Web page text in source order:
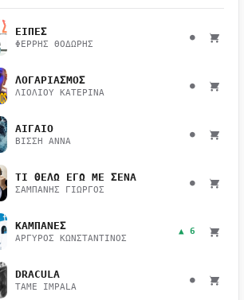
ΕΙΠΕΣ
ΦΕΡΡΗΣ ΘΟΔΩΡΗΣ
●
ΛΟΓΑΡΙΑΣΜΟΣ
ΛΙΟΛΙΟΥ ΚΑΤΕΡΙΝΑ
●
ΑΙΓΑΙΟ
ΒΙΣΣΗ ΑΝΝΑ
●
ΤΙ ΘΕΛΩ ΕΓΩ ΜΕ ΣΕΝΑ
ΣΑΜΠΑΝΗΣ ΓΙΩΡΓΟΣ
●
ΚΑΜΠΑΝΕΣ
ΑΡΓΥΡΟΣ ΚΩΝΣΤΑΝΤΙΝΟΣ
▲ 6
DRACULA
TAME IMPALA
●